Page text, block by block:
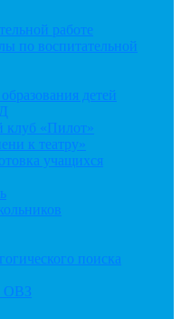
работе
по воспитательной
детей
«Пилот»
к театру»
учащихся
поиска
ОВЗ